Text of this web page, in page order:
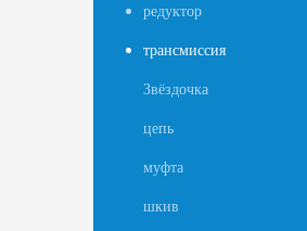
редуктор
трансмиссия
Звёздочка
цепь
муфта
шкив